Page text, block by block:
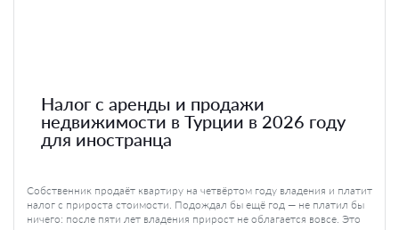
Налог с аренды и продажи
недвижимости в Турции в 2026 году
для иностранца
Собственник продаёт квартиру на четвёртом году владения и платит
налог с прироста стоимости. Подождал бы ещё год — не платил бы
ничего: после пяти лет владения прирост не облагается вовсе. Это